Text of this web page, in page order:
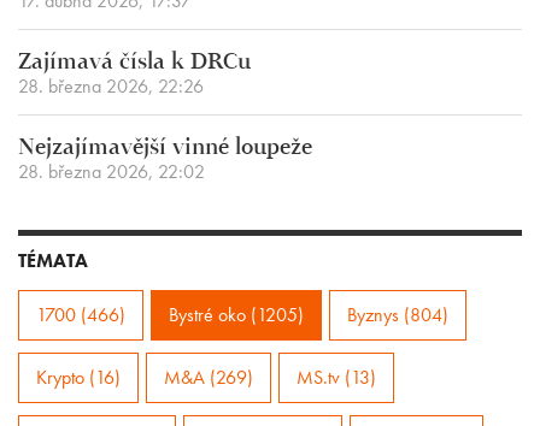
Zajímavá čísla k DRCu
28. března 2026, 22:26
Nejzajímavější vinné loupeže
28. března 2026, 22:02
TÉMATA
1700 (466) Bystré oko (1205) Byznys (804)
Krypto (16) M&A (269) MS.tv (13)